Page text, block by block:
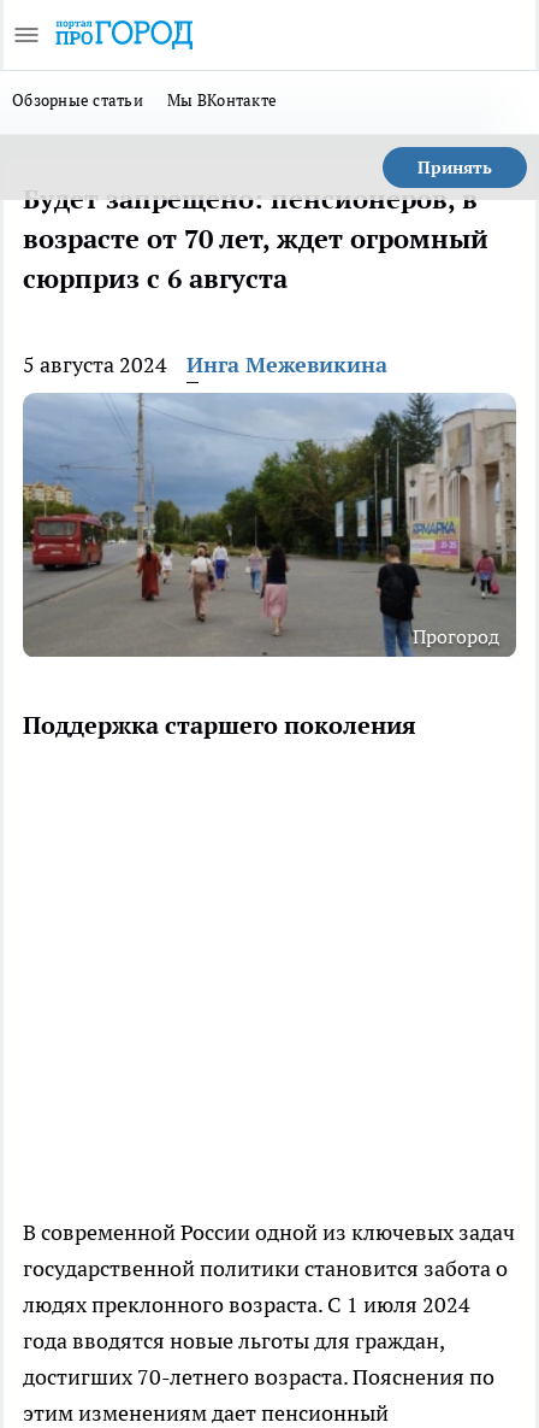
Обзорные статьи Мы ВКонтакте
Принять
Будет запрещено: пенсионеров, в
возрасте от 70 лет, ждет огромный
сюрприз с 6 августа
5 августа 2024 Инга Межевикина
Прогород
Поддержка старшего поколения
В современной России одной из ключевых задач
государственной политики становится забота о
людях преклонного возраста. С 1 июля 2024
года вводятся новые льготы для граждан,
достигших 70-летнего возраста. Пояснения по
этим изменениям дает пенсионный